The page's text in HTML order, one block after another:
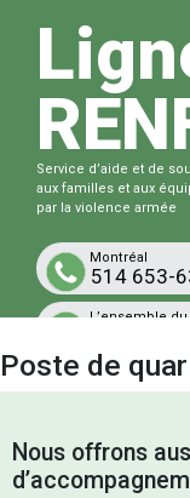
Service d’aide et de
aux familles et aux
par la violence armée
Montréal
514 653-
L’ensemble
Gratuit et
Poste de
Nous offrons